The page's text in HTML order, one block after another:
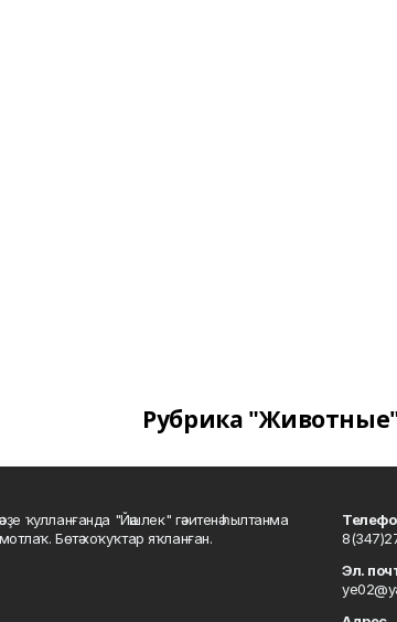
Рубрика
ҡулланғанда "Йәшлек" гәзитенә һылтанма
Бөтә хоҡуҡтар яҡланған.
Эл.